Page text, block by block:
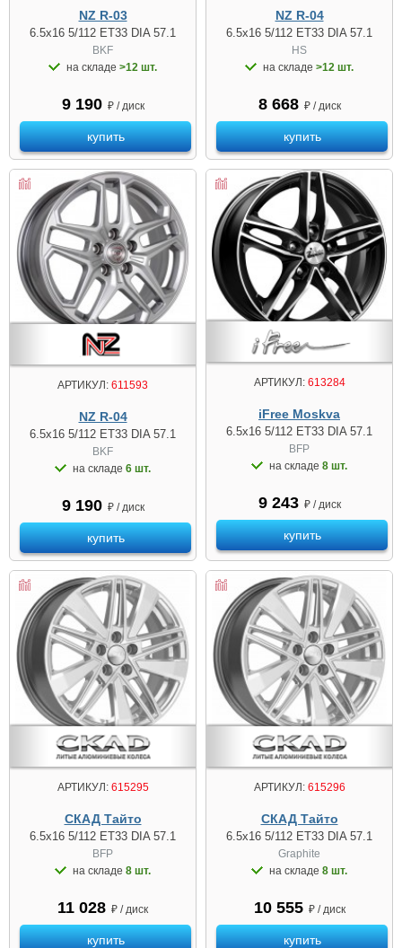
NZ R-03
6.5x16 5/112 ET33 DIA 57.1
BKF
на складе >12 шт.
9 190 ₽ / диск
купить
NZ R-04
6.5x16 5/112 ET33 DIA 57.1
HS
на складе >12 шт.
8 668 ₽ / диск
купить
АРТИКУЛ: 611593
NZ R-04
6.5x16 5/112 ET33 DIA 57.1
BKF
на складе 6 шт.
9 190 ₽ / диск
купить
АРТИКУЛ:613284
iFree Moskva
6.5x16 5/112 ET33 DIA 57.1
BFP
на складе 8 шт.
9 243 ₽ / диск
купить
АРТИКУЛ:615295
СКАД Тайто
6.5x16 5/112 ET33 DIA 57.1
BFP
на складе 8 шт.
11 028 ₽ / диск
купить
АРТИКУЛ:615296
СКАД Тайто
6.5x16 5/112 ET33 DIA 57.1
Graphite
на складе 8 шт.
10 555 ₽ / диск
купить